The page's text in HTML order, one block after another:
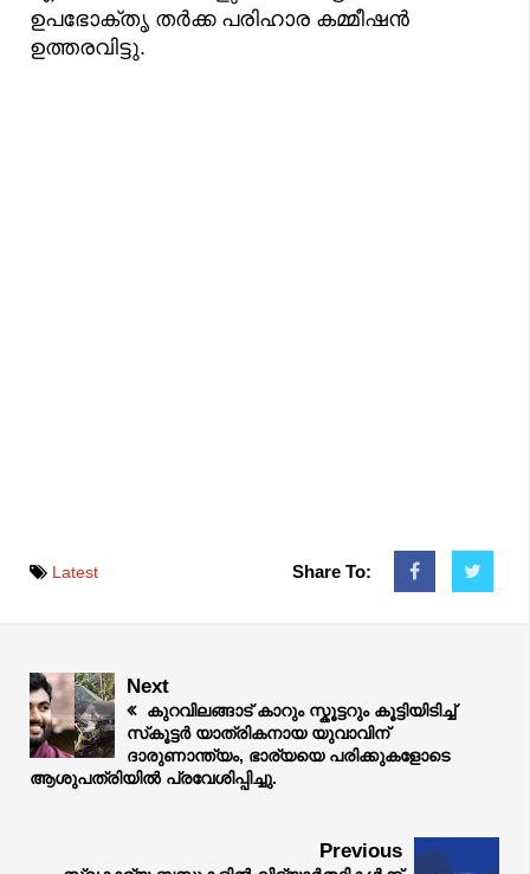
ഉപഭോക്തൃ തർക്ക പരിഹാര കമ്മീഷൻ
ഉത്തരവിട്ടു.
Latest Share To:
Next
കുറവിലങ്ങാട് കാറും സ്കൂട്ടറും കൂട്ടിയിടിച്ച്
സ്‌കൂട്ടർ യാത്രികനായ യുവാവിന്
ദാരുണാന്ത്യം, ഭാര്യയെ പരിക്കുകളോടെ
ആശുപത്രിയിൽ പ്രവേശിപ്പിച്ചു.
Previous